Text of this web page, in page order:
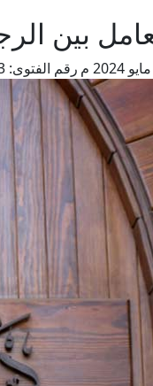
بين
رقم الفتوى: 8393